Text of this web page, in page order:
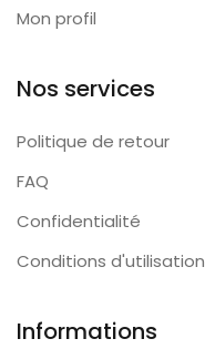
Mon profil
Nos services
Politique de retour
FAQ
Confidentialité
Conditions d'utilisation
Informations